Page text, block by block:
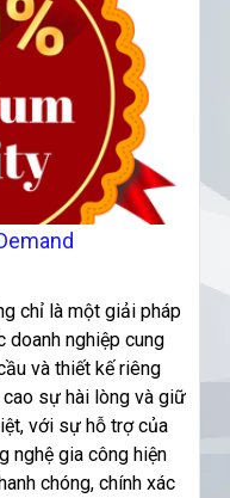
chỉ là một giải pháp
doanh nghiệp cung
và thiết kế riêng
sự hài lòng và giữ
với sự hỗ trợ của
nghệ gia công hiện
chóng, chính xác